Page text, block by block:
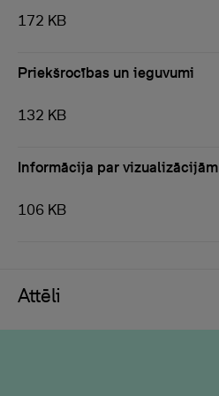
172 KB
Priekšrocības un ieguvumi
132 KB
Informācija par vizualizācijām
106 KB
Attēli